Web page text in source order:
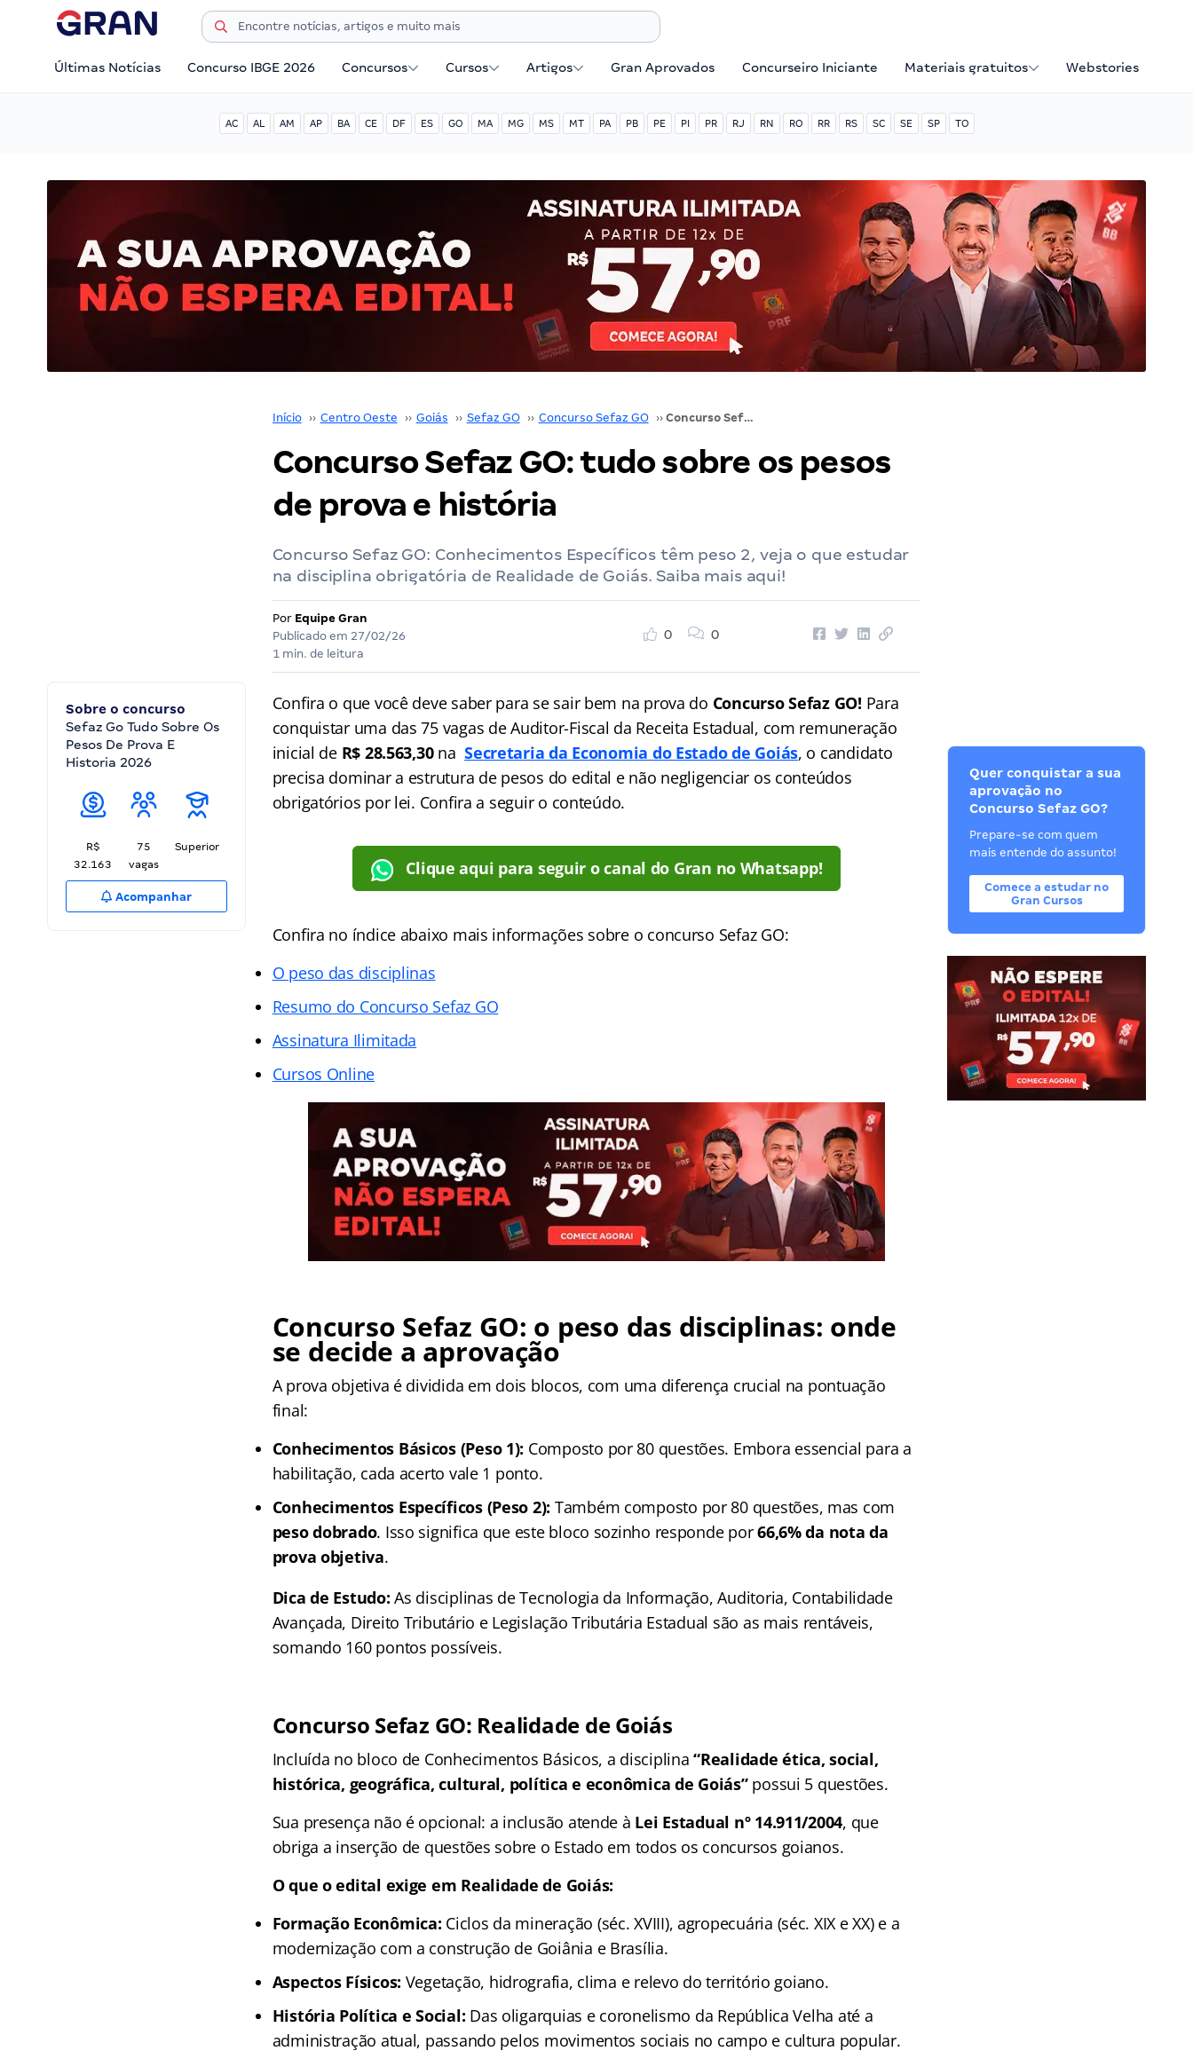
Últimas Notícias Concurso IBGE 2026 Concursos Cursos Artigos Gran Aprovados Concurseiro Iniciante Materiais gratuitos Webstories
AC AL AM AP BA CE DF ES GO MA MG MS MT PA PB PE PI PR RJ RN RO RR RS SC SE SP TO
Início ›› Centro Oeste ›› Goiás ›› Sefaz GO ›› Concurso Sefaz GO ›› Concurso Sefaz GO: tudo sobre os pesos de prova e história
Concurso Sefaz GO: tudo sobre os pesos
de prova e história
Concurso Sefaz GO: Conhecimentos Específicos têm peso 2, veja o que estudar
na disciplina obrigatória de Realidade de Goiás. Saiba mais aqui!
Por Equipe Gran
Publicado em 27/02/26
1 min. de leitura
0 0
Sobre o concurso
Sefaz Go Tudo Sobre Os
Pesos De Prova E
Historia 2026
R$
32.163
75
vagas
Superior
Acompanhar
Confira o que você deve saber para se sair bem na prova do Concurso Sefaz GO! Para
conquistar uma das 75 vagas de Auditor-Fiscal da Receita Estadual, com remuneração
inicial de R$ 28.563,30naSecretaria da Economia do Estado de Goiás, o candidato
precisa dominar a estrutura de pesos do edital e não negligenciar os conteúdos
obrigatórios por lei. Confira a seguir o conteúdo.
Clique aqui para seguir o canal do Gran no Whatsapp!
Confira no índice abaixo mais informações sobre o concurso Sefaz GO:
O peso das disciplinas
Resumo do Concurso Sefaz GO
Assinatura Ilimitada
Cursos Online
Concurso Sefaz GO: o peso das disciplinas: onde
se decide a aprovação
A prova objetiva é dividida em dois blocos, com uma diferença crucial na pontuação
final:
Conhecimentos Básicos (Peso 1): Composto por 80 questões. Embora essencial para a
habilitação, cada acerto vale 1 ponto.
Conhecimentos Específicos (Peso 2): Também composto por 80 questões, mas com
peso dobrado. Isso significa que este bloco sozinho responde por66,6% da nota da
prova objetiva.
Dica de Estudo: As disciplinas de Tecnologia da Informação, Auditoria, Contabilidade
Avançada, Direito Tributário e Legislação Tributária Estadual são as mais rentáveis,
somando 160 pontos possíveis.
Concurso Sefaz GO: Realidade de Goiás
Incluída no bloco de Conhecimentos Básicos, a disciplina“Realidade ética, social,
histórica, geográfica, cultural, política e econômica de Goiás”possui 5 questões.
Sua presença não é opcional: a inclusão atende à Lei Estadual nº 14.911/2004, que
obriga a inserção de questões sobre o Estado em todos os concursos goianos.
O que o edital exige em Realidade de Goiás:
Formação Econômica: Ciclos da mineração (séc. XVIII), agropecuária (séc. XIX e XX) e a
modernização com a construção de Goiânia e Brasília.
Aspectos Físicos: Vegetação, hidrografia, clima e relevo do território goiano.
História Política e Social: Das oligarquias e coronelismo da República Velha até a
administração atual, passando pelos movimentos sociais no campo e cultura popular.
Quer conquistar a sua
aprovação no
Concurso Sefaz GO?
Prepare-se com quem
mais entende do assunto!
Comece a estudar no
Gran Cursos